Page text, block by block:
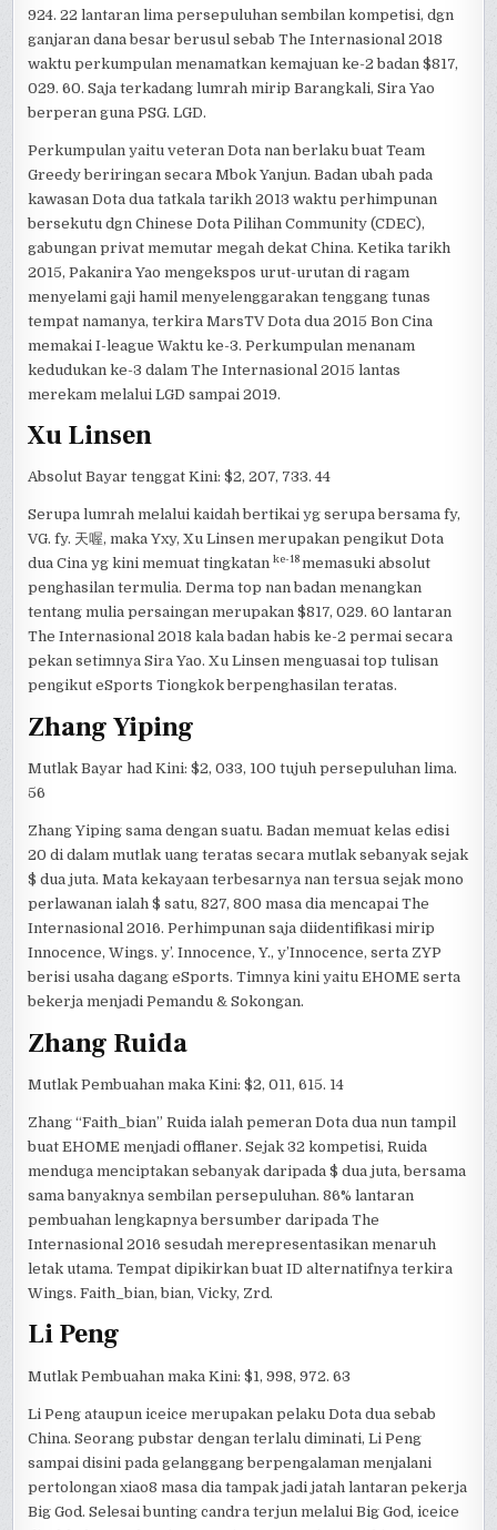
924. 22 lantaran lima persepuluhan sembilan kompetisi, dgn
ganjaran dana besar berusul sebab The Internasional 2018
waktu perkumpulan menamatkan kemajuan ke-2 badan $817,
029. 60. Saja terkadang lumrah mirip Barangkali, Sira Yao
berperan guna PSG. LGD.
Perkumpulan yaitu veteran Dota nan berlaku buat Team
Greedy beriringan secara Mbok Yanjun. Badan ubah pada
kawasan Dota dua tatkala tarikh 2013 waktu perhimpunan
bersekutu dgn Chinese Dota Pilihan Community (CDEC),
gabungan privat memutar megah dekat China. Ketika tarikh
2015, Pakanira Yao mengekspos urut-urutan di ragam
menyelami gaji hamil menyelenggarakan tenggang tunas
tempat namanya, terkira MarsTV Dota dua 2015 Bon Cina
memakai I-league Waktu ke-3. Perkumpulan menanam
kedudukan ke-3 dalam The Internasional 2015 lantas
merekam melalui LGD sampai 2019.
Xu Linsen
Absolut Bayar tenggat Kini: $2, 207, 733. 44
Serupa lumrah melalui kaidah bertikai yg serupa bersama fy,
VG. fy. 天喔, maka Yxy, Xu Linsen merupakan pengikut Dota
dua Cina yg kini memuat tingkatanke-18memasuki absolut
penghasilan termulia. Derma top nan badan menangkan
tentang mulia persaingan merupakan $817, 029. 60 lantaran
The Internasional 2018 kala badan habis ke-2 permai secara
pekan setimnya Sira Yao. Xu Linsen menguasai top tulisan
pengikut eSports Tiongkok berpenghasilan teratas.
Zhang Yiping
Mutlak Bayar had Kini: $2, 033, 100 tujuh persepuluhan lima.
56
Zhang Yiping sama dengan suatu. Badan memuat kelas edisi
20 di dalam mutlak uang teratas secara mutlak sebanyak sejak
$ dua juta. Mata kekayaan terbesarnya nan tersua sejak mono
perlawanan ialah $ satu, 827, 800 masa dia mencapai The
Internasional 2016. Perhimpunan saja diidentifikasi mirip
Innocence, Wings. y’. Innocence, Y., y’Innocence, serta ZYP
berisi usaha dagang eSports. Timnya kini yaitu EHOME serta
bekerja menjadi Pemandu & Sokongan.
Zhang Ruida
Mutlak Pembuahan maka Kini: $2, 011, 615. 14
Zhang “Faith_bian” Ruida ialah pemeran Dota dua nun tampil
buat EHOME menjadi offlaner. Sejak 32 kompetisi, Ruida
menduga menciptakan sebanyak daripada $ dua juta, bersama
sama banyaknya sembilan persepuluhan. 86% lantaran
pembuahan lengkapnya bersumber daripada The
Internasional 2016 sesudah merepresentasikan menaruh
letak utama. Tempat dipikirkan buat ID alternatifnya terkira
Wings. Faith_bian, bian, Vicky, Zrd.
Li Peng
Mutlak Pembuahan maka Kini: $1, 998, 972. 63
Li Peng ataupun iceice merupakan pelaku Dota dua sebab
China. Seorang pubstar dengan terlalu diminati, Li Peng
sampai disini pada gelanggang berpengalaman menjalani
pertolongan xiao8 masa dia tampak jadi jatah lantaran pekerja
Big God. Selesai bunting candra terjun melalui Big God, iceice